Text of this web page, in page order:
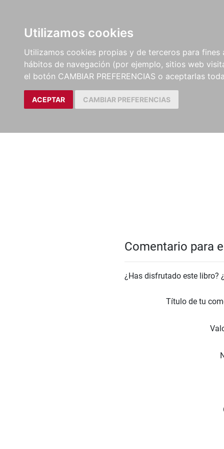
Utilizamos cookies
Utilizamos cookies propias y de terceros para
hábitos de navegación (por ejemplo, sitios web
el botón CAMBIAR PREFERENCIAS o aceptarlas
ACEPTAR CAMBIAR PREFERENCIAS
Comentario para
¿Has disfrutado este libro?
Título de tu